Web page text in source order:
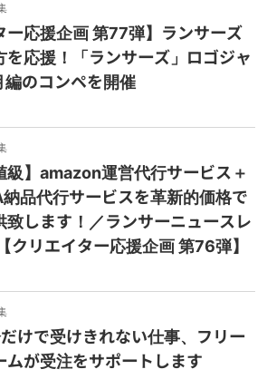
ー応援企画 第77弾】ランサーズ
を応援！「ランサーズ」ロゴジャ
編のコンペを開催
級】amazon運営代行サービス＋
品代行サービスを革新的価格で
致します！／ランサーニュースレ
クリエイター応援企画 第76弾】
けで受けきれない仕事、フリー
ムが受注をサポートします